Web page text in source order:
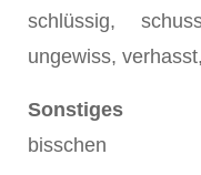
schlüssig,
ungewiss,
Sonstiges
bisschen